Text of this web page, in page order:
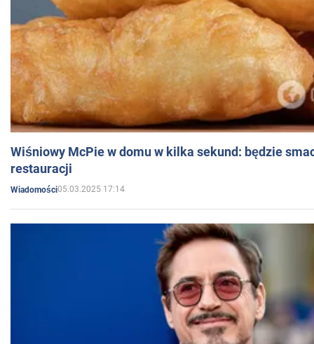
Wiśniowy McPie w domu w kilka sekund: będzie
restauracji
Wiadomości05.03.2025 17:14